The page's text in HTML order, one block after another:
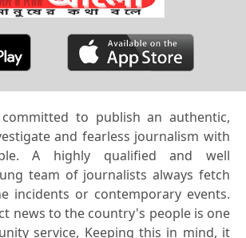
to publish an authentic,
and fearless journalism with
A highly qualified and well
team of journalists always fetch
incidents or contemporary events.
news to the country's people is one
service, Keeping this in mind, it